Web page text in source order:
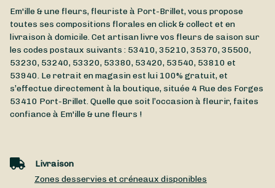
Em'ille & une fleurs, fleuriste à Port-Brillet, vous propose
toutes ses compositions florales en click & collect et en
livraison à domicile. Cet artisan livre vos fleurs de saison sur
les codes postaux suivants : 53410, 35210, 35370, 35500,
53230, 53240, 53320, 53380, 53420, 53540, 53810 et
53940. Le retrait en magasin est lui 100% gratuit, et
s’effectue directement à la boutique, située 4 Rue des Forges
53410 Port-Brillet. Quelle que soit l’occasion à fleurir, faites
confiance à Em'ille & une fleurs !
Livraison
Zones desservies et créneaux disponibles